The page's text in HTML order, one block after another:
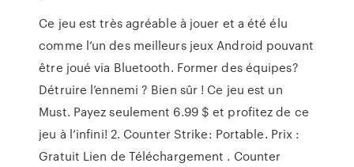
Ce jeu est très agréable à jouer et a été élu
comme l’un des meilleurs jeux Android pouvant
être joué via Bluetooth. Former des équipes?
Détruire l’ennemi ? Bien sûr ! Ce jeu est un
Must. Payez seulement 6.99 $ et profitez de ce
jeu à l’infini! 2. Counter Strike: Portable. Prix :
Gratuit Lien de Téléchargement . Counter